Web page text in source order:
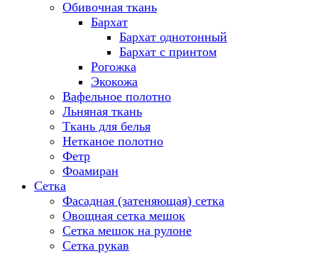
Обивочная ткань
Бархат
Бархат однотонный
Бархат с принтом
Рогожка
Экокожа
Вафельное полотно
Льняная ткань
Ткань для белья
Нетканое полотно
Фетр
Фоамиран
Сетка
Фасадная (затеняющая) сетка
Овощная сетка мешок
Сетка мешок на рулоне
Сетка рукав